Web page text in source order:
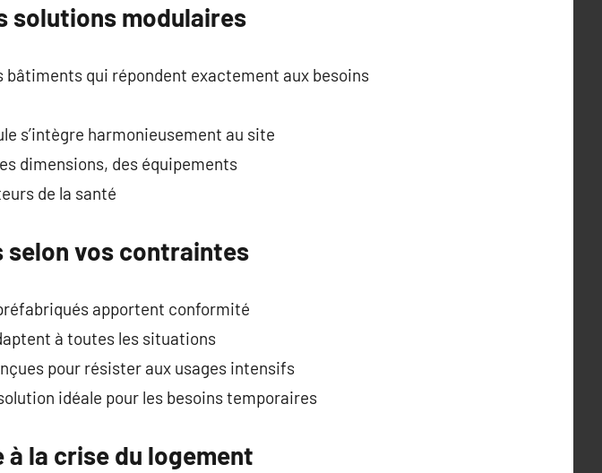
solutions modulaires
qui répondent exactement aux besoins
s’intègre harmonieusement au site
dimensions, des équipements
de la santé
selon vos contraintes
apportent conformité
à toutes les situations
pour résister aux usages intensifs
idéale pour les besoins temporaires
à la crise du logement